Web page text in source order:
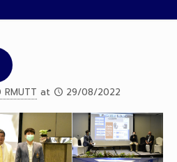
RMUTT at 29/08/2022